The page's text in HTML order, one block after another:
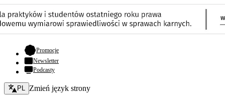
Promocje- otwiera się w nowej karcie
Newsletter
Podcasty
Zmień język - bieżący:
PL Zmień język strony